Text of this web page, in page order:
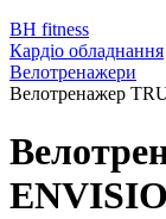
BH fitness
Кардіо обладнання
Велотренажери
Велотренажер